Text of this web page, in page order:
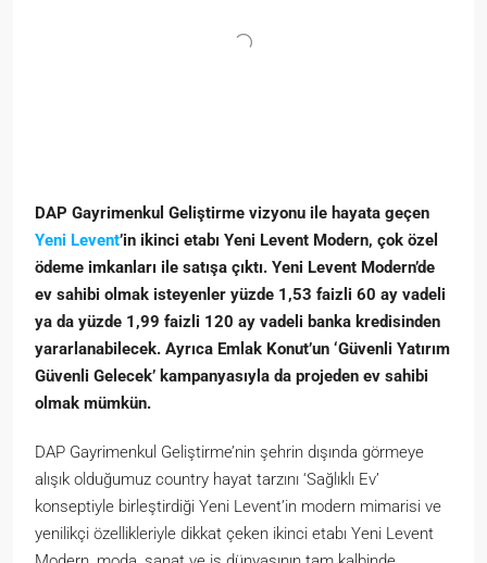
DAP Gayrimenkul Geliştirme vizyonu ile hayata geçen
Yeni Levent’in ikinci etabı Yeni Levent Modern, çok özel
ödeme imkanları ile satışa çıktı. Yeni Levent Modern’de
ev sahibi olmak isteyenler yüzde 1,53 faizli 60 ay vadeli
ya da yüzde 1,99 faizli 120 ay vadeli banka kredisinden
yararlanabilecek. Ayrıca Emlak Konut’un ‘Güvenli Yatırım
Güvenli Gelecek’ kampanyasıyla da projeden ev sahibi
olmak mümkün.
DAP Gayrimenkul Geliştirme’nin şehrin dışında görmeye
alışık olduğumuz country hayat tarzını ‘Sağlıklı Ev’
konseptiyle birleştirdiği Yeni Levent’in modern mimarisi ve
yenilikçi özellikleriyle dikkat çeken ikinci etabı Yeni Levent